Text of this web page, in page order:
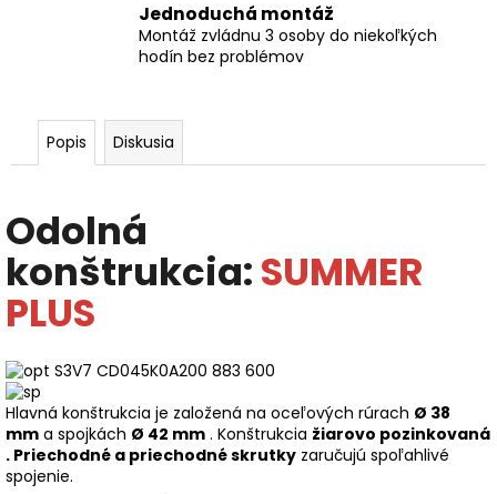
Jednoduchá montáž
Montáž zvládnu 3 osoby do niekoľkých
hodín bez problémov
Popis Diskusia
Odolná
konštrukcia:SUMMER
PLUS
Hlavná konštrukcia je založená na oceľových rúrach Ø 38
mm a spojkách Ø 42 mm . Konštrukcia žiarovo pozinkovaná
. Priechodné a priechodné skrutky zaručujú spoľahlivé
spojenie.